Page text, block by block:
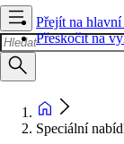
Přejít na hlavní
Přeskočit na
Speciální